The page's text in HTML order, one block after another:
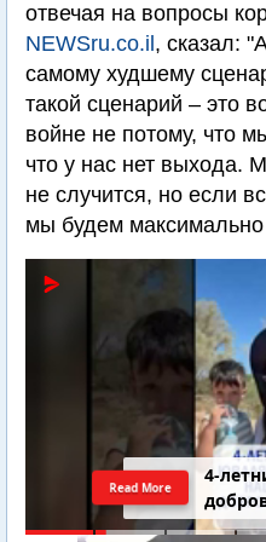
отвечая на вопросы
NEWSru.co.il , сказал:
самому худшему
такой сценарий – это
войне не потому, что
что у нас нет выхода.
не случится, но если
мы будем максимально
4-
Read More